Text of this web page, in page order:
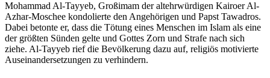
Mohammad Al-Tayyeb, Großimam der altehrwürdigen Kairoer Al-
Azhar-Moschee kondolierte den Angehörigen und Papst Tawadros.
Dabei betonte er, dass die Tötung eines Menschen im Islam als eine
der größten Sünden gelte und Gottes Zorn und Strafe nach sich
ziehe. Al-Tayyeb rief die Bevölkerung dazu auf, religiös motivierte
Auseinandersetzungen zu verhindern.